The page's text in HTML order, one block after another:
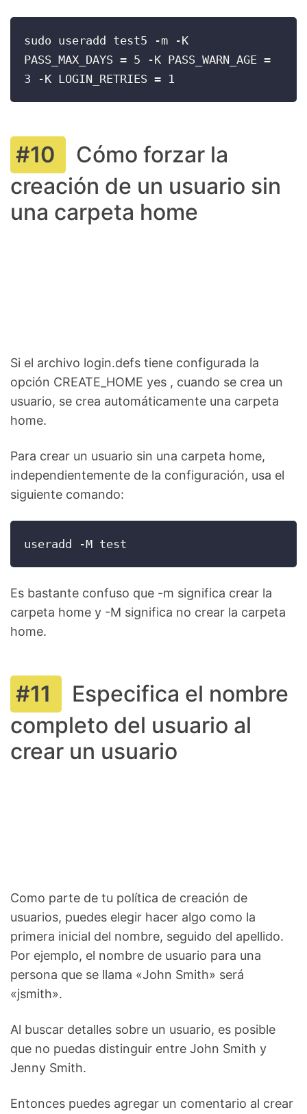
sudo useradd test5 -m -K
PASS_MAX_DAYS = 5 -K PASS_WARN_AGE =
3 -K LOGIN_RETRIES = 1
Cómo forzar la
creación de un usuario sin
una carpeta home
Si el archivo login.defs tiene configurada la
opción CREATE_HOME yes , cuando se crea un
usuario, se crea automáticamente una carpeta
home.
Para crear un usuario sin una carpeta home,
independientemente de la configuración, usa el
siguiente comando:
useradd -M test
Es bastante confuso que -m significa crear la
carpeta home y -M significa no crear la carpeta
home.
Especifica el nombre
completo del usuario al
crear un usuario
Como parte de tu política de creación de
usuarios, puedes elegir hacer algo como la
primera inicial del nombre, seguido del apellido.
Por ejemplo, el nombre de usuario para una
persona que se llama «John Smith» será
«jsmith».
Al buscar detalles sobre un usuario, es posible
que no puedas distinguir entre John Smith y
Jenny Smith.
Entonces puedes agregar un comentario al crear